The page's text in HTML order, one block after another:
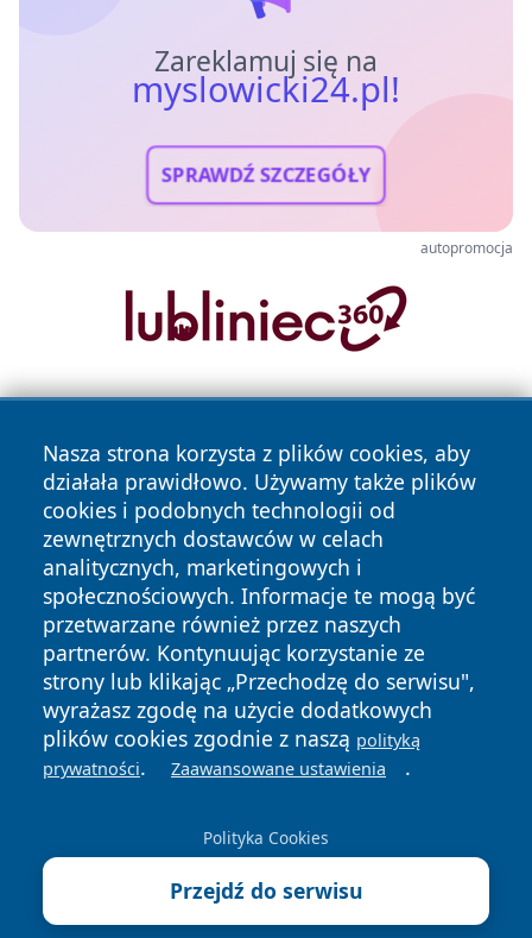
Zareklamuj się na
myslowicki24.pl!
SPRAWDŹ SZCZEGÓŁY
autopromocja
Nasza strona korzysta z plików cookies, aby
działała prawidłowo. Używamy także plików
cookies i podobnych technologii od
zewnętrznych dostawców w celach
analitycznych, marketingowych i
społecznościowych. Informacje te mogą być
przetwarzane również przez naszych
partnerów. Kontynuując korzystanie ze
strony lub klikając „Przechodzę do serwisu",
wyrażasz zgodę na użycie dodatkowych
plików cookies zgodnie z naszą polityką
prywatności. Zaawansowane ustawienia .
Polityka Cookies
Przejdź do serwisu
Copyright © 2026 myslowicki24.pl Wszystkie prawa
zastrzeżone.
News Autorzy
Polityka
Prywatności
Polityka
Cookies